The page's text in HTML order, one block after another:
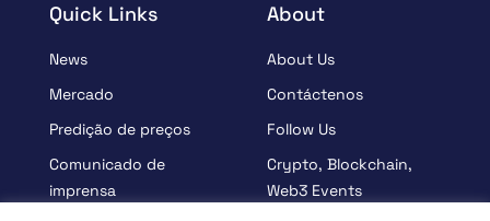
Quick Links
News
Mercado
Predição de preços
Comunicado de
imprensa
About
About Us
Contáctenos
Follow Us
Crypto, Blockchain,
Web3 Events